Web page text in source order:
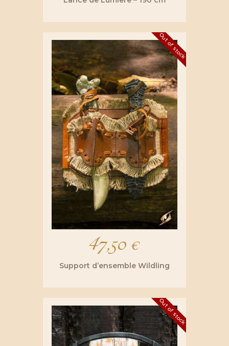
Out of stock
47,50€
Support d’ensemble Wildling
Out of stock